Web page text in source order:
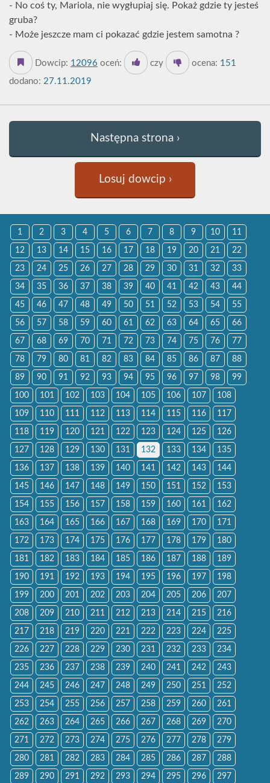
- No coś ty, Mariola, nie wygłupiaj się. Pokaż gdzie ty jesteś
gruba?
- Może jeszcze mam ci pokazać gdzie jestem samotna ?
Dowcip: 12096 oceń: czy ocena: 151
dodano: 27.11.2019
Następna strona ›
Losuj dowcip ›
1 2 3 4 5 6 7 8 9 10 11
12 13 14 15 16 17 18 19 20 21 22
23 24 25 26 27 28 29 30 31 32 33
34 35 36 37 38 39 40 41 42 43 44
45 46 47 48 49 50 51 52 53 54 55
56 57 58 59 60 61 62 63 64 65 66
67 68 69 70 71 72 73 74 75 76 77
78 79 80 81 82 83 84 85 86 87 88
89 90 91 92 93 94 95 96 97 98 99
100 101 102 103 104 105 106 107 108
109 110 111 112 113 114 115 116 117
118 119 120 121 122 123 124 125 126
127 128 129 130 131 132 133 134 135
136 137 138 139 140 141 142 143 144
145 146 147 148 149 150 151 152 153
154 155 156 157 158 159 160 161 162
163 164 165 166 167 168 169 170 171
172 173 174 175 176 177 178 179 180
181 182 183 184 185 186 187 188 189
190 191 192 193 194 195 196 197 198
199 200 201 202 203 204 205 206 207
208 209 210 211 212 213 214 215 216
217 218 219 220 221 222 223 224 225
226 227 228 229 230 231 232 233 234
235 236 237 238 239 240 241 242 243
244 245 246 247 248 249 250 251 252
253 254 255 256 257 258 259 260 261
262 263 264 265 266 267 268 269 270
271 272 273 274 275 276 277 278 279
280 281 282 283 284 285 286 287 288
289 290 291 292 293 294 295 296 297